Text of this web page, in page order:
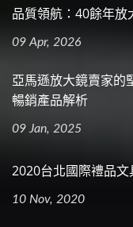
品質領航：40餘年
09 Apr, 2026
亞馬遜放大鏡賣家的
暢銷產品解析
09 Jan, 2025
2020台北國際禮品
10 Nov, 2020